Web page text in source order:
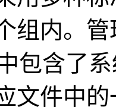
组内。
包含了
文件中